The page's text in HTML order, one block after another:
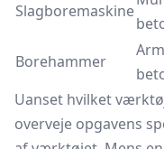
Slagboremaskine
Borehammer
Uanset hvilket
overveje opgavens